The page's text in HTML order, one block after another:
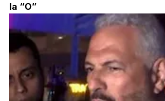
la “O”